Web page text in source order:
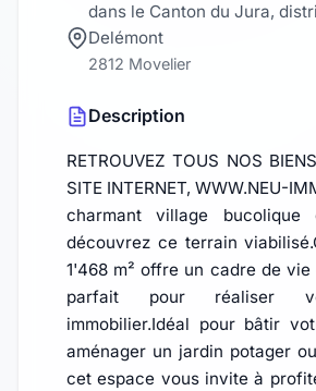
dans le Canton du Jura,
Delémont
2812 Movelier
Description
RETROUVEZ TOUS NOS
SITE INTERNET, WWW.NEU-
charmant village bucolique
découvrez ce terrain
1'468 m² offre un cadre de vie
parfait pour réaliser
immobilier.Idéal pour bâtir
aménager un jardin potager
cet espace vous invite à